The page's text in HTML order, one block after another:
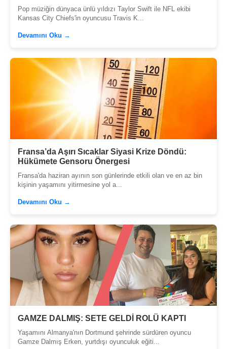
Pop müziğin dünyaca ünlü yıldızı Taylor Swift ile NFL ekibi
Kansas City Chiefs'in oyuncusu Travis K...
Devamını Oku →
Fransa’da Aşırı Sıcaklar Siyasi Krize Döndü:
Hükümete Gensoru Önergesi
Fransa'da haziran ayının son günlerinde etkili olan ve en az bin
kişinin yaşamını yitirmesine yol a...
Devamını Oku →
GAMZE DALMIŞ: SETE GELDİ ROLÜ KAPTI
Yaşamını Almanya'nın Dortmund şehrinde sürdüren oyuncu
Gamze Dalmış Erken, yurtdışı oyunculuk eğiti...